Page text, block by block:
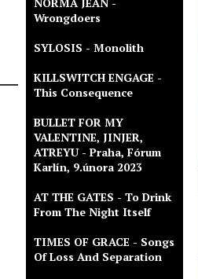
Wrongdoers
SYLOSIS - Monolith
KILLSWITCH ENGAGE -
This Consequence
BULLET FOR MY
VALENTINE, JINJER,
ATREYU - Praha, Fórum
Karlín, 9.února 2023
AT THE GATES - To Drink
From The Night Itself
TIMES OF GRACE - Songs
Of Loss And Separation